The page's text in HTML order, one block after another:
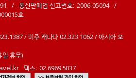
/ 통신판매업 신고번호: 2006-05094 /
호
/ 미주 캐나다 02.323.1062 / 아시아 오
휴무)
팩스: 02.6969.5037